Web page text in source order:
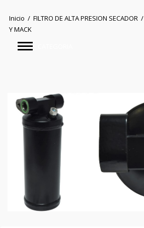
Inicio / FILTRO DE ALTA PRESION SECADOR /
Y MACK